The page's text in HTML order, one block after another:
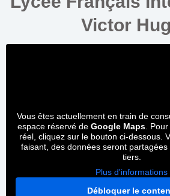
Victor
Vous êtes actuellement en train de
espace réservé de Google Maps. Pour
réel, cliquez sur le bouton ci-dessous.
faisant, des données seront
tiers.
Plus d'informations
Débloquer le